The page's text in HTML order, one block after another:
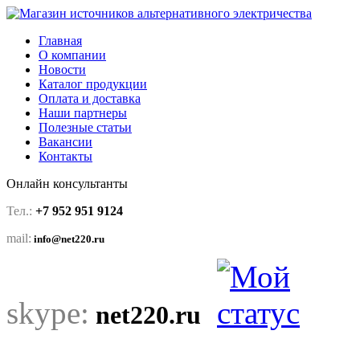
Главная
О компании
Новости
Каталог продукции
Оплата и доставка
Наши партнеры
Полезные статьи
Вакансии
Контакты
Онлайн консультанты
Тел.: +7 952 951 9124
mail: info@net220.ru
skype: net220.ru